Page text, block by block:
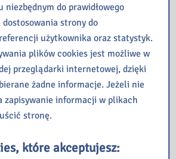
podróż w nieznane
poznajemy pracę bibliotekarza od
„Gwiazdki 2026” w Galerii
Bibliotece w mijającym tygodniu?
do prawidłowego
dostosowania strony do
użytkownika oraz statystyk.
plików cookies jest możliwe w
przeglądarki internetowej, dzięki
żadne informacje. Jeżeli nie
zapisywanie informacji w plikach
stronę.
które akceptujesz: